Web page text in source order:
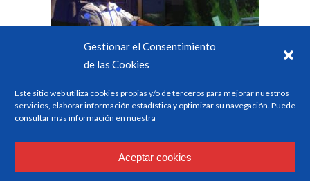
Gestionar el Consentimiento
de las Cookies
Este sitio web utiliza cookies propias y/o de terceros para mejorar nuestros
servicios, elaborar información estadística y optimizar su navegación. Puede
consultar mas información en nuestra
Aceptar cookies
Investigación y Formación en Seguridad y Factores